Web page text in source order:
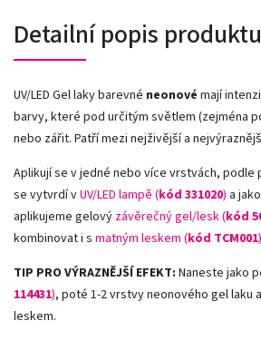
Detailní popis produktu
UV/LED Gel laky barevné neonové mají
barvy, které pod určitým světlem (zejména
nebo zářit. Patří mezi nejživější a
Aplikují se v jedné nebo více vrstvách, podle
se vytvrdí vUV/LED lampě (kód 331020) a
aplikujeme gelový závěrečný gel/lesk (kód
kombinovat i s matným leskem (kód TCM001)
TIP PRO VÝRAZNĚJŠÍ EFEKT: Naneste jako
114431), poté 1-2 vrstvy neonového gel laku
leskem.